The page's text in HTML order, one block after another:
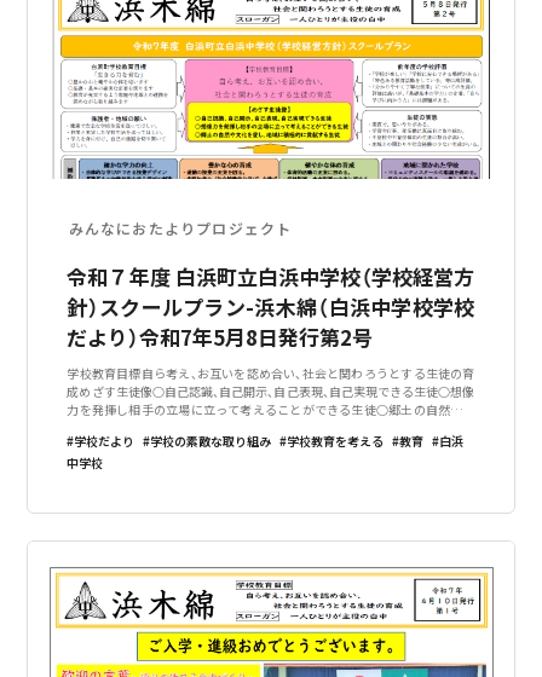
みんなにおたよりプロジェクト
令和７年度 白浜町立白浜中学校（学校経営方
針）スクールプラン-浜木綿（白浜中学校学校
だより）令和7年5月8日発行第2号
学校教育目標自ら考え、お互いを認め合い、社会と関わろうとする生徒の育
成めざす生徒像○自己認識、自己開示、自己表現、自己実現できる生徒○想像
力を発揮し相手の立場に立って考えることができる生徒○郷土の自然や文
む」○豊かな心と健やかな体を
学校だより 学校の素敵な取り組み 学校教育を考える 教育
白浜
中学校